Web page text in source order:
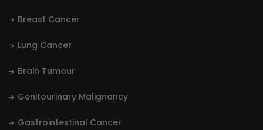
Breast Cancer
Lung Cancer
Brain Tumour
Genitourinary Malignancy
Gastrointestinal Cancer